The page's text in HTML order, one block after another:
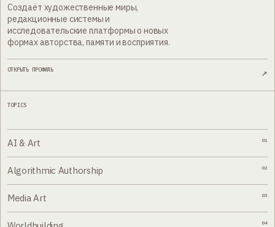
Создаёт художественные миры,
редакционные системы и
исследовательские платформы о новых
формах авторства, памяти и восприятия.
ОТКРЫТЬ ПРОФИЛЬ ↗
TOPICS
AI & Art 01
Algorithmic Authorship 02
Media Art 03
04